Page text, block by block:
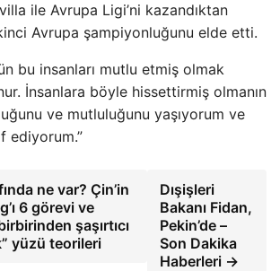
ile Avrupa Ligi’ni kazandıktan
Avrupa şampiyonluğunu elde etti.
bu insanları mutlu etmiş olmak
İnsanlara böyle hissettirmiş olmanın
ve mutluluğunu yaşıyorum ve
ediyorum.”
ne var? Çin’in
6 görevi ve
şaşırtıcı
yüzü teorileri
Dışişleri
Bakanı Fidan,
Pekin’de –
Son Dakika
Haberleri →